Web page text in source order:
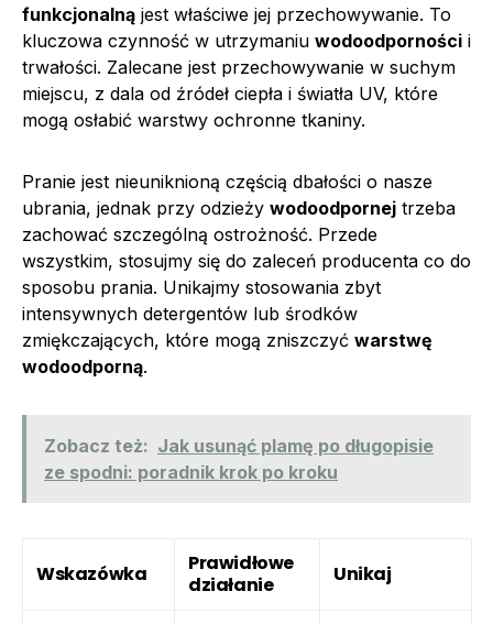
funkcjonalną jest właściwe jej przechowywanie. To
kluczowa czynność w utrzymaniu wodoodporności i
trwałości. Zalecane jest przechowywanie w suchym
miejscu, z dala od źródeł ciepła i światła UV, które
mogą osłabić warstwy ochronne tkaniny.
Pranie jest nieuniknioną częścią dbałości o nasze
ubrania, jednak przy odzieży wodoodpornej trzeba
zachować szczególną ostrożność. Przede
wszystkim, stosujmy się do zaleceń producenta co do
sposobu prania. Unikajmy stosowania zbyt
intensywnych detergentów lub środków
zmiękczających, które mogą zniszczyć warstwę
wodoodporną.
Zobacz też: Jak usunąć plamę po długopisie
ze spodni: poradnik krok po kroku
Wskazówka
Prawidłowe
działanie
Unikaj